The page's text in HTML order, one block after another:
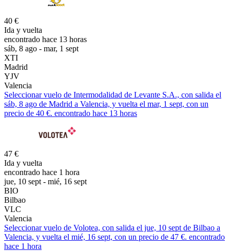
40 €
Ida y vuelta
encontrado hace 13 horas
sáb, 8 ago - mar, 1 sept
XTI
Madrid
YJV
Valencia
Seleccionar vuelo de Intermodalidad de Levante S.A., con salida el
sáb, 8 ago de Madrid a Valencia, y vuelta el mar, 1 sept, con un
precio de 40 €. encontrado hace 13 horas
47 €
Ida y vuelta
encontrado hace 1 hora
jue, 10 sept - mié, 16 sept
BIO
Bilbao
VLC
Valencia
Seleccionar vuelo de Volotea, con salida el jue, 10 sept de Bilbao a
Valencia, y vuelta el mié, 16 sept, con un precio de 47 €. encontrado
hace 1 hora